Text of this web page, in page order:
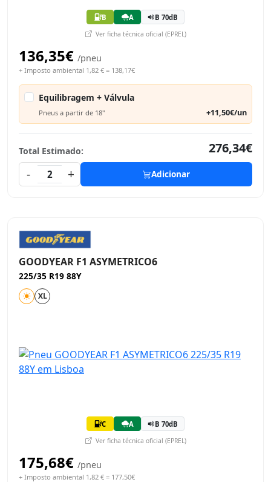
B A B 70dB
Ver ficha técnica oficial (EPREL)
136,35€ /pneu
+ Imposto ambiental 1,82 € = 138,17€
Equilibragem + Válvula
Pneus a partir de 18" +11,50€/un
Total Estimado:
276,34€
-
2 + Adicionar
GOODYEAR F1 ASYMETRICO6
225/35 R19 88Y
XL
C A B 70dB
Ver ficha técnica oficial (EPREL)
175,68€ /pneu
+ Imposto ambiental 1,82 € = 177,50€